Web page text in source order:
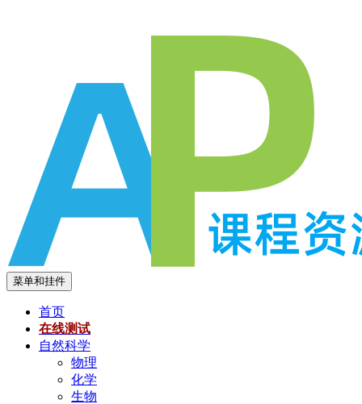
菜单和挂件
首页
在线测试
自然科学
物理
化学
生物